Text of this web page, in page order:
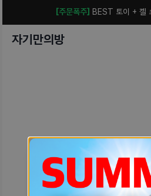
[주문폭주] BEST 토이 + 젤
자기만의방
예상치 못한